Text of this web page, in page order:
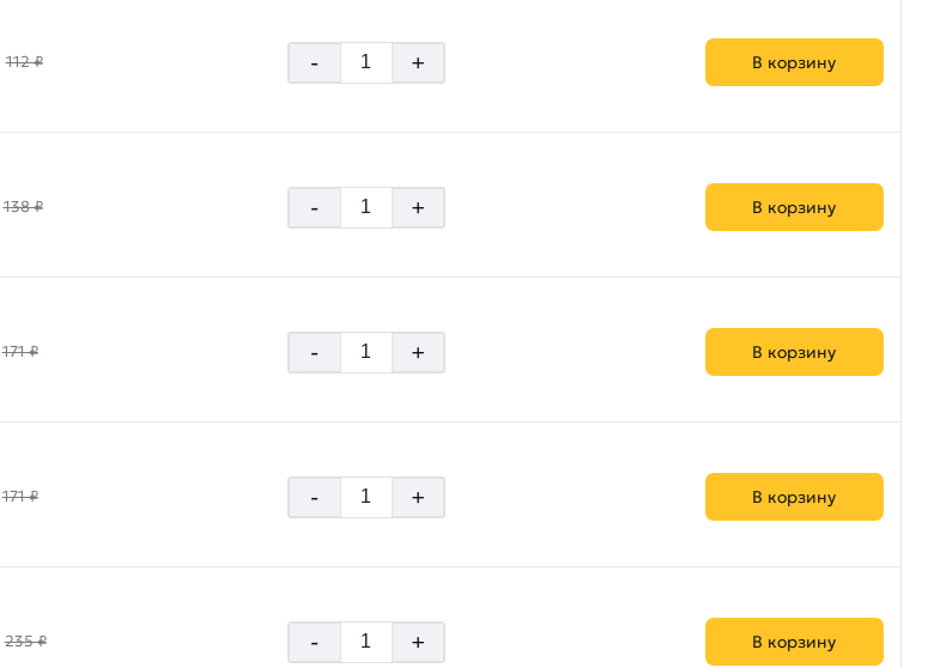
112 ₽ - + В корзину
138 ₽ - + В корзину
171 ₽ - + В корзину
171 ₽ - + В корзину
235 ₽ - + В корзину